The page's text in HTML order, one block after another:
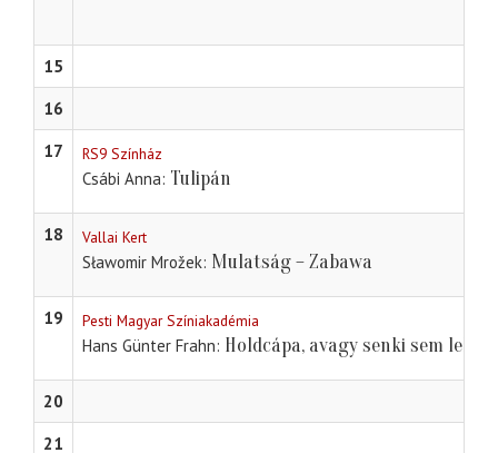
15
16
17
RS9 Színház
Csábi Anna Tulipán
18 Vallai Kert
Sławomir Mrožek Mulatság – Zabawa
19 Pesti Magyar Színiakadémia
Hans Günter Frahn Holdcápa, avagy senki sem
20
21